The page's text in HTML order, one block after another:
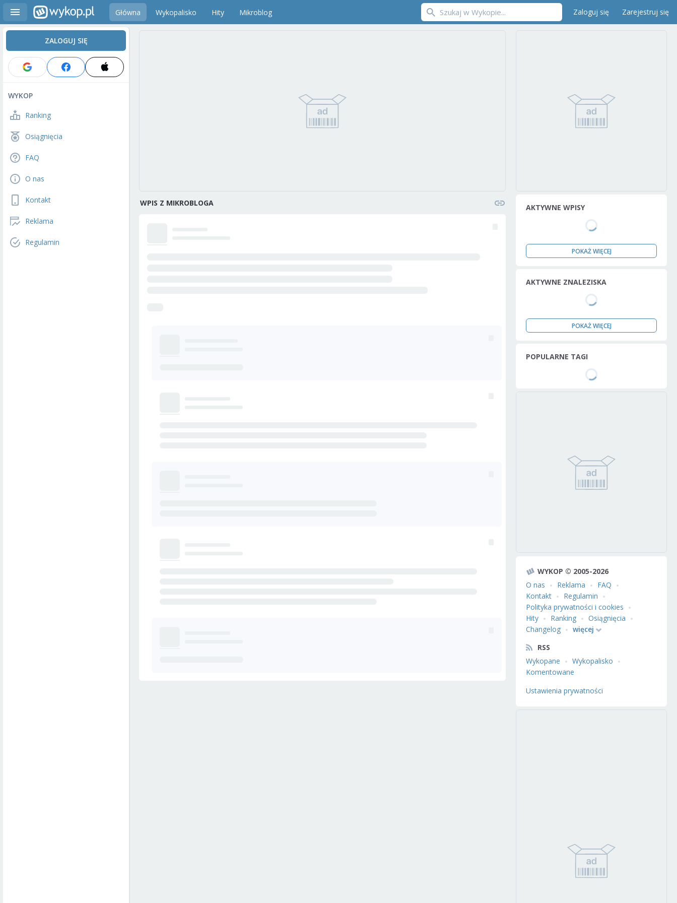
Główna Wykopalisko Hity Mikroblog Zaloguj się Zarejestruj się
ZALOGUJ SIĘ
WYKOP
Ranking
Osiągnięcia
FAQ
O nas
Kontakt
Reklama
Regulamin
WPIS Z MIKROBLOGA AKTYWNE WPISY
POKAŻ WIĘCEJ
AKTYWNE ZNALEZISKA
POKAŻ WIĘCEJ
POPULARNE TAGI
WYKOP © 2005-2026
O nas
Reklama
FAQ
Kontakt
Regulamin
Polityka prywatności i cookies
Hity
Ranking
Osiągnięcia
Changelog
więcej
RSS
Wykopane
Wykopalisko
Komentowane
Ustawienia prywatności